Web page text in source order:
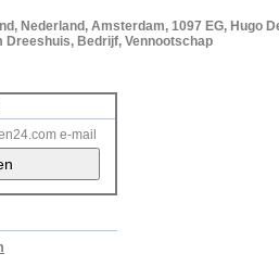
Nederland, Amsterdam, 1097 EG, Hugo
Dreeshuis, Bedrijf, Vennootschap
e-mail